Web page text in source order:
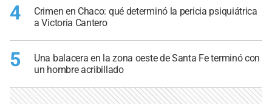
4
Crimen en Chaco: qué determinó la pericia psiquiátrica
a Victoria Cantero
5
Una balacera en la zona oeste de Santa Fe terminó con
un hombre acribillado